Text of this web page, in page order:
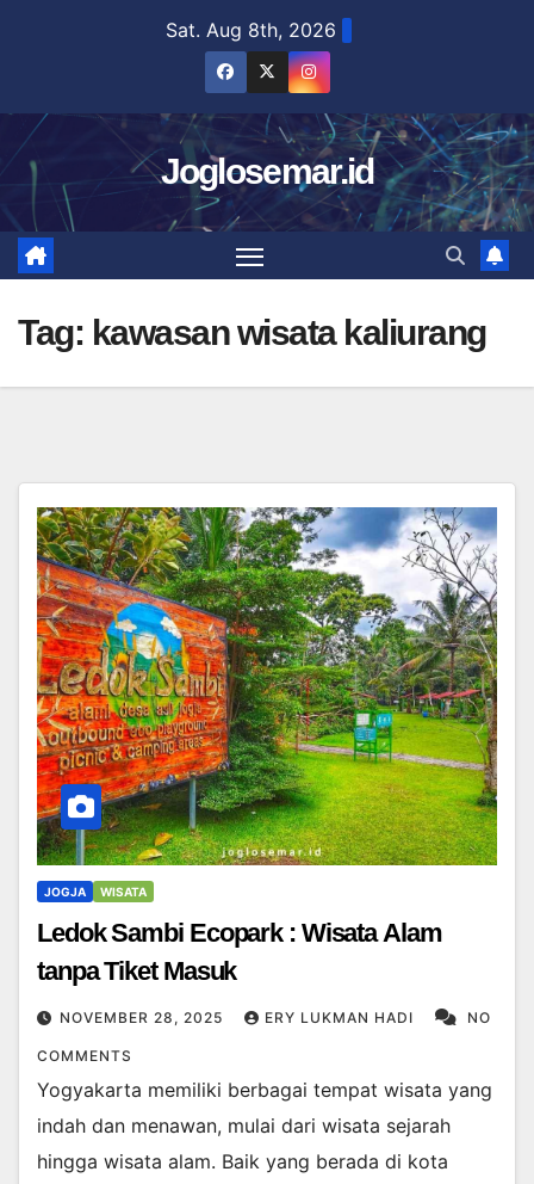
Sat. Aug 8th, 2026
Joglosemar.id
Tag: kawasan wisata kaliurang
JOGJA WISATA
Ledok Sambi Ecopark : Wisata Alam
tanpa Tiket Masuk
NOVEMBER 28, 2025 ERY LUKMAN HADI NO
COMMENTS
Yogyakarta memiliki berbagai tempat wisata yang
indah dan menawan, mulai dari wisata sejarah
hingga wisata alam. Baik yang berada di kota